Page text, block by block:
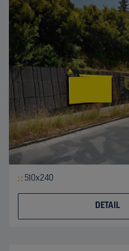
510x240
DETAIL